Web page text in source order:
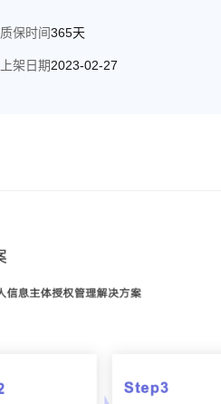
质保时间365天
上架日期2023-02-27